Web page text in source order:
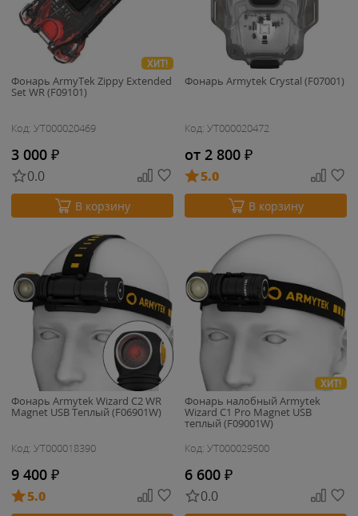
ХИТ!
Фонарь ArmyTek Zippy Extended
Set WR (F09101)
Код: УТ000020469
3 000 ₽
0.0
В корзину
Фонарь Armytek Crystal (F07001)
Код: УТ000020472
от 2 800 ₽
5.0
В корзину
Фонарь Armytek Wizard C2 WR
Magnet USB Теплый (F06901W)
Код: УТ000018390
9 400 ₽
5.0
ХИТ!
Фонарь налобный Armytek
Wizard C1 Pro Magnet USB
теплый (F09001W)
Код: УТ000029500
6 600 ₽
0.0